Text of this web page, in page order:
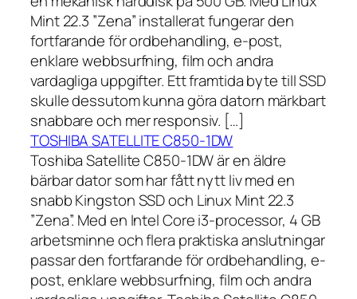
Mint 22.3 ”Zena” installerat fungerar den
fortfarande för ordbehandling, e-post,
enklare webbsurfning, film och andra
vardagliga uppgifter. Ett framtida byte till SSD
skulle dessutom kunna göra datorn märkbart
snabbare och mer responsiv. […]
TOSHIBA SATELLITE C850-1DW
Toshiba Satellite C850-1DW är en äldre
bärbar dator som har fått nytt liv med en
snabb Kingston SSD och Linux Mint 22.3
”Zena”. Med en Intel Core i3-processor, 4 GB
arbetsminne och flera praktiska anslutningar
passar den fortfarande för ordbehandling, e-
post, enklare webbsurfning, film och andra